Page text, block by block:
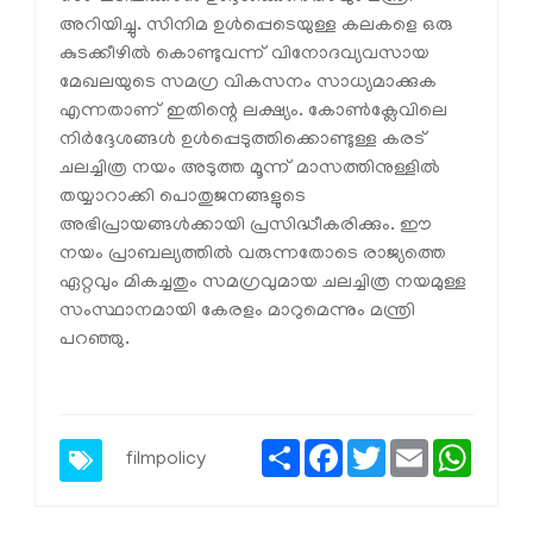
അറിയിച്ചു. സിനിമ ഉൾപ്പെടെയുള്ള കലകളെ ഒരു
കുടക്കീഴിൽ കൊണ്ടുവന്ന് വിനോദവ്യവസായ
മേഖലയുടെ സമഗ്ര വികസനം സാധ്യമാക്കുക
എന്നതാണ് ഇതിന്റെ ലക്ഷ്യം. കോൺക്ലേവിലെ
നിർദ്ദേശങ്ങൾ ഉൾപ്പെടുത്തിക്കൊണ്ടുള്ള കരട്
ചലച്ചിത്ര നയം അടുത്ത മൂന്ന് മാസത്തിനുള്ളിൽ
തയ്യാറാക്കി പൊതുജനങ്ങളുടെ
അഭിപ്രായങ്ങൾക്കായി പ്രസിദ്ധീകരിക്കും. ഈ
നയം പ്രാബല്യത്തിൽ വരുന്നതോടെ രാജ്യത്തെ
ഏറ്റവും മികച്ചതും സമഗ്രവുമായ ചലച്ചിത്ര നയമുള്ള
സംസ്ഥാനമായി കേരളം മാറുമെന്നും മന്ത്രി
പറഞ്ഞു.
filmpolicy
ShareFacebook
TwitterEmail